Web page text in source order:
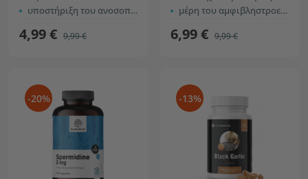
υποστήριξη του ανοσοποιητικού συστήματος
4,99 € 9,99 €
μέρη του αμφιβληστροειδούς
6,99 € 9,99 €
-20% -13%